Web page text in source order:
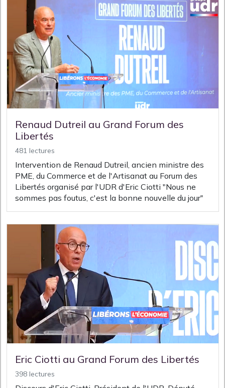
Renaud Dutreil au Grand Forum des
Libertés
481 lectures
Intervention de Renaud Dutreil, ancien ministre des
PME, du Commerce et de l'Artisanat au Forum des
Libertés organisé par l'UDR d'Eric Ciotti "Nous ne
sommes pas foutus, c'est la bonne nouvelle du jour"
Eric Ciotti au Grand Forum des Libertés
398 lectures